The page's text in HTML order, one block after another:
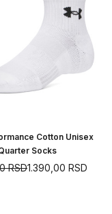
Cotton Unisex
Socks
1.390,00 RSD
RSD